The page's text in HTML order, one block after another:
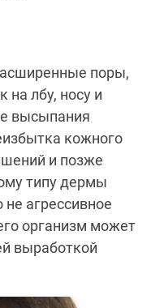
поры,
на лбу, носу и
высыпания
кожного
и позже
типу дермы
не агрессивное
организм может
выработкой